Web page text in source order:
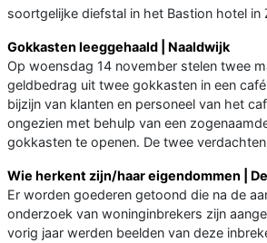
soortgelijke diefstal in het Bastion hotel in
Gokkasten leeggehaald | Naaldwijk
Op woensdag 14 november stelen twee
geldbedrag uit twee gokkasten in een
bijzijn van klanten en personeel van het
ongezien met behulp van een
gokkasten te openen. De twee
Wie herkent zijn/haar eigendommen |
Er worden goederen getoond die na de
onderzoek van woninginbrekers zijn
vorig jaar werden beelden van deze